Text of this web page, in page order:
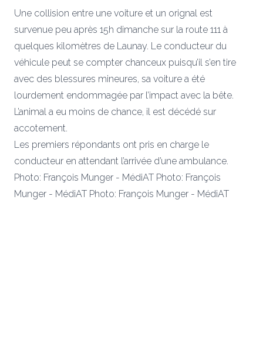
Une collision entre une voiture et un orignal est
survenue peu après 15h dimanche sur la route 111 à
quelques kilomètres de Launay. Le conducteur du
véhicule peut se compter chanceux puisqu’il s’en tire
avec des blessures mineures, sa voiture a été
lourdement endommagée par l’impact avec la bête.
L’animal a eu moins de chance, il est décédé sur
accotement.
Les premiers répondants ont pris en charge le
conducteur en attendant l’arrivée d’une ambulance.
Photo: François Munger - MédiAT Photo: François
Munger - MédiAT Photo: François Munger - MédiAT